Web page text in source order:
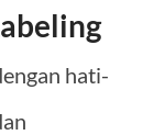
hati-